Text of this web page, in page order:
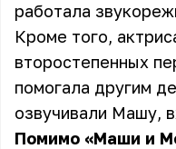
работала
Кроме того,
второстепенных
помогала другим
озвучивали Машу,
Помимо «Маши и